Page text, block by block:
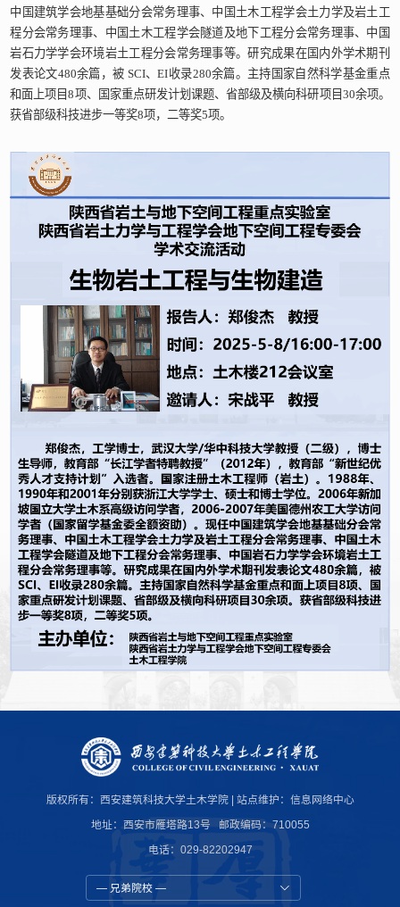
中国建筑学会地基基础分会常务理事、中国土木工程学会土力学及岩土工
程分会常务理事、中国土木工程学会隧道及地下工程分会常务理事、中国
岩石力学学会环境岩土工程分会常务理事等。研究成果在国内外学术期刊
发表论文480余篇，被 SCI、EI收录280余篇。主持国家自然科学基金重点
和面上项目8项、国家重点研发计划课题、省部级及横向科研项目30余项。
获省部级科技进步一等奖8项，二等奖5项。
版权所有：西安建筑科技大学土木学院 | 站点维护： 信息网络中心
地址：西安市雁塔路13号 邮政编码：710055
电话：029-82202947
— 兄弟院校 —